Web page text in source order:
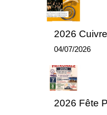
2026
04/07/2026
2026 Fête